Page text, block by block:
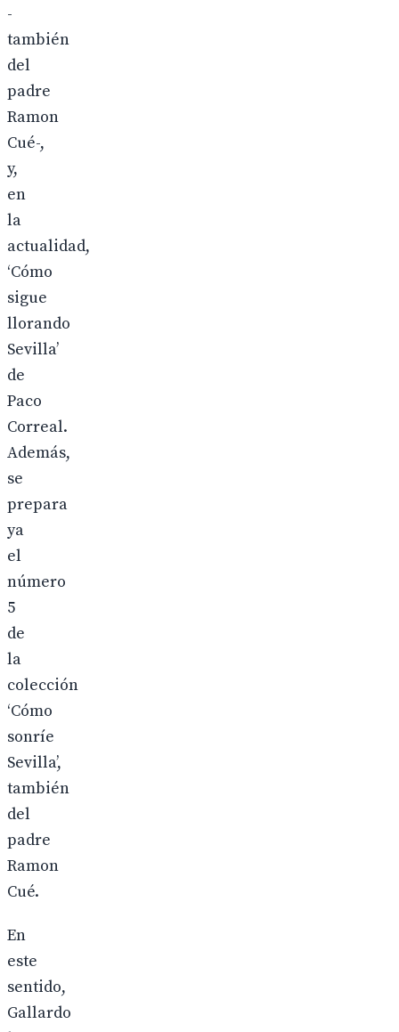
-
también
del
padre
Ramon
Cué-,
y,
en
la
actualidad,
‘Cómo
sigue
llorando
Sevilla’
de
Paco
Correal.
Además,
se
prepara
ya
el
número
5
de
la
colección
‘Cómo
sonríe
Sevilla’,
también
del
padre
Ramon
Cué.
En
este
sentido,
Gallardo